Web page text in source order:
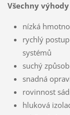
Všechny
nízká
rychlý
systémů
suchý
snadná
rovinnost
hluková